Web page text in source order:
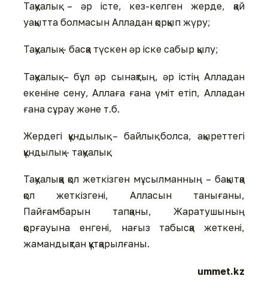
Тақуалық – әр істе, кез-келген жерде, қай
уақытта болмасын Алладан қорқып жүру;
Тақуалық – басқа түскен әр іске сабыр қылу;
Тақуалық – бұл әр сынақтың, әр істің Алладан
екеніне сену, Аллаға ғана үміт етіп, Алладан
ғана сұрау және т.б.
Жердегі құндылық – байлық болса, ақыреттегі
құндылық – тақуалық.
Тақуалыққа қол жеткізген мұсылманның – бақытқа
қол жеткізгені, Алласын танығаны,
Пайғамбарын тапқаны, Жаратушының
қорғауына енгені, нағыз табысқа жеткені,
жамандықтан құтқарылғаны.
ummet.kz